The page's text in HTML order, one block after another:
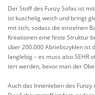
Der Stoff des Funzy Sofas ist
ist ku­sche­lig weich und bringt
mit sich, so­dass die ein­zel­nen
Krea­tio­nen eine feste Struk­tur
über 200.000 Ab­riebs­zy­klen ist
lang­le­big – es muss also
tert wer­den, bevor man der
Auch das In­nen­le­ben des